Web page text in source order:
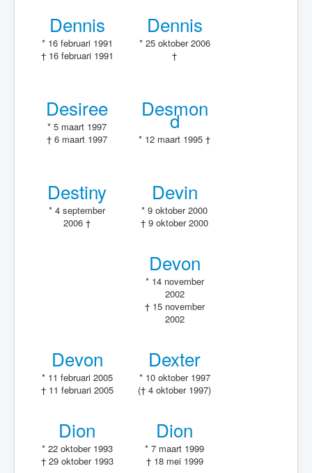
Dennis
* 16 februari 1991
† 16 februari 1991
Dennis
* 25 oktober 2006
†
Desiree
* 5 maart 1997
† 6 maart 1997
Desmon
d
* 12 maart 1995 †
Destiny
* 4 september
2006 †
Devin
* 9 oktober 2000
† 9 oktober 2000
Devon
* 14 november
2002
† 15 november
2002
Devon
* 11 februari 2005
† 11 februari 2005
Dexter
* 10 oktober 1997
(† 4 oktober 1997)
Dion
* 22 oktober 1993
† 29 oktober 1993
Dion
* 7 maart 1999
† 18 mei 1999